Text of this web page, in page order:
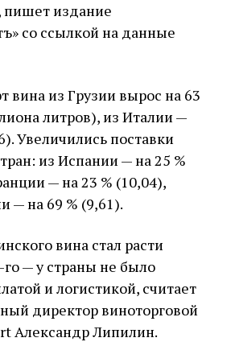
пишет издание
со ссылкой на данные
вина из Грузии вырос на 63
литров), из Италии —
Увеличились поставки
из Испании — на 25 %
— на 23 % (10,04),
— на 69 % (9,61).
вина стал расти
— у страны не было
и логистикой, считает
директор виноторговой
Александр Липилин.